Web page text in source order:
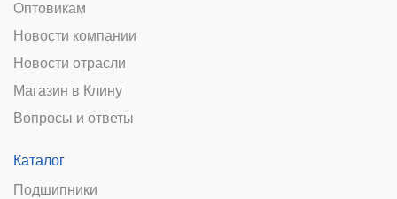
Оптовикам
Новости компании
Новости отрасли
Магазин в Клину
Вопросы и ответы
Каталог
Подшипники